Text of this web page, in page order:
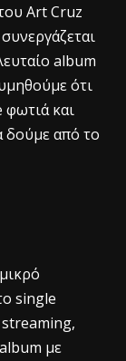
Art Cruz
album
ότι
φωτιά και
δούμε από το
single
streaming,
με